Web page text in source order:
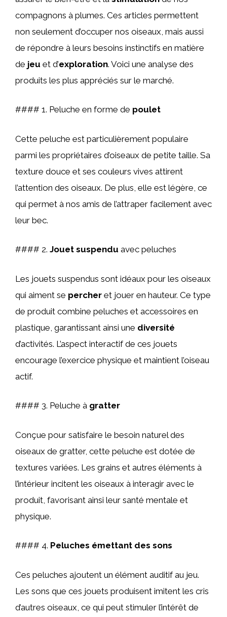
compagnons à plumes. Ces articles permettent
non seulement d’occuper nos oiseaux, mais aussi
de répondre à leurs besoins instinctifs en matière
de jeu et d’exploration. Voici une analyse des
produits les plus appréciés sur le marché.
#### 1. Peluche en forme de poulet
Cette peluche est particulièrement populaire
parmi les propriétaires d’oiseaux de petite taille. Sa
texture douce et ses couleurs vives attirent
l’attention des oiseaux. De plus, elle est légère, ce
qui permet à nos amis de l’attraper facilement avec
leur bec.
#### 2. Jouet suspendu avec peluches
Les jouets suspendus sont idéaux pour les oiseaux
qui aiment se percher et jouer en hauteur. Ce type
de produit combine peluches et accessoires en
plastique, garantissant ainsi une diversité
d’activités. L’aspect interactif de ces jouets
encourage l’exercice physique et maintient l’oiseau
actif.
#### 3. Peluche à gratter
Conçue pour satisfaire le besoin naturel des
oiseaux de gratter, cette peluche est dotée de
textures variées. Les grains et autres éléments à
l’intérieur incitent les oiseaux à interagir avec le
produit, favorisant ainsi leur santé mentale et
physique.
#### 4. Peluches émettant des sons
Ces peluches ajoutent un élément auditif au jeu.
Les sons que ces jouets produisent imitent les cris
d’autres oiseaux, ce qui peut stimuler l’intérêt de